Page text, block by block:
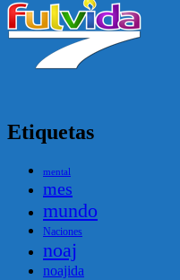
Etiquetas
mental
mes
mundo
Naciones
noaj
noajida